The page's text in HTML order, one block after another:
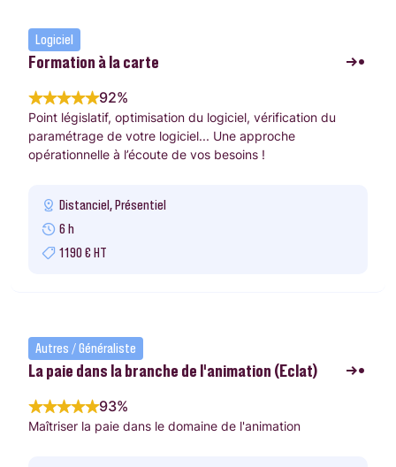
Logiciel
Formation à la carte
92%
Point législatif, optimisation du logiciel, vérification du
paramétrage de votre logiciel... Une approche
opérationnelle à l’écoute de vos besoins !
Distanciel, Présentiel
6 h
1190 € HT
Autres / Généraliste
La paie dans la branche de l’animation (Eclat)
93%
Maîtriser la paie dans le domaine de l'animation